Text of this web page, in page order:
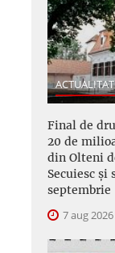
Final de
20 de
din Olteni
Secuiesc și
septembrie
7 aug 2026